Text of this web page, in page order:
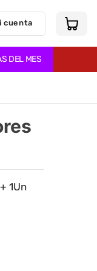
cuenta
DEL MES
1Un